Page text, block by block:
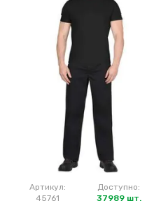
Артикул:
45761
Доступно:
37989 шт.